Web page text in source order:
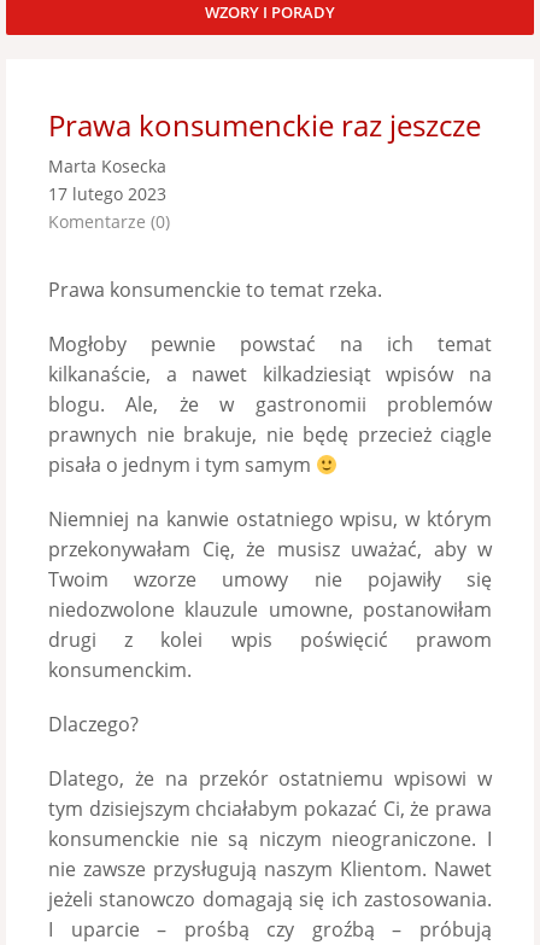
WZORY I PORADY
Prawa konsumenckie raz jeszcze
Marta Kosecka
17 lutego 2023
Komentarze (0)
Prawa konsumenckie to temat rzeka.
Mogłoby pewnie powstać na ich temat
kilkanaście, a nawet kilkadziesiąt wpisów na
blogu. Ale, że w gastronomii problemów
prawnych nie brakuje, nie będę przecież ciągle
pisała o jednym i tym samym
Niemniej na kanwie ostatniego wpisu, w którym
przekonywałam Cię, że musisz uważać, aby w
Twoim wzorze umowy nie pojawiły się
niedozwolone klauzule umowne, postanowiłam
drugi z kolei wpis poświęcić prawom
konsumenckim.
Dlaczego?
Dlatego, że na przekór ostatniemu wpisowi w
tym dzisiejszym chciałabym pokazać Ci, że prawa
konsumenckie nie są niczym nieograniczone. I
nie zawsze przysługują naszym Klientom. Nawet
jeżeli stanowczo domagają się ich zastosowania.
I uparcie – prośbą czy groźbą – próbują